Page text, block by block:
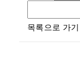
목록으로 가기